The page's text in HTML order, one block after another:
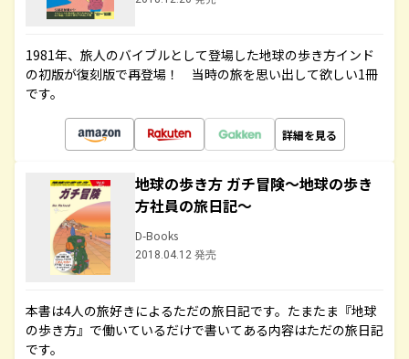
1981年、旅人のバイブルとして登場した地球の歩き方インド
の初版が復刻版で再登場！ 当時の旅を思い出して欲しい1冊
です。
詳細を見る
地球の歩き方 ガチ冒険～地球の歩き
方社員の旅日記～
D-Books
2018.04.12 発売
本書は4人の旅好きによるただの旅日記です。たまたま『地球
の歩き方』で働いているだけで書いてある内容はただの旅日記
です。